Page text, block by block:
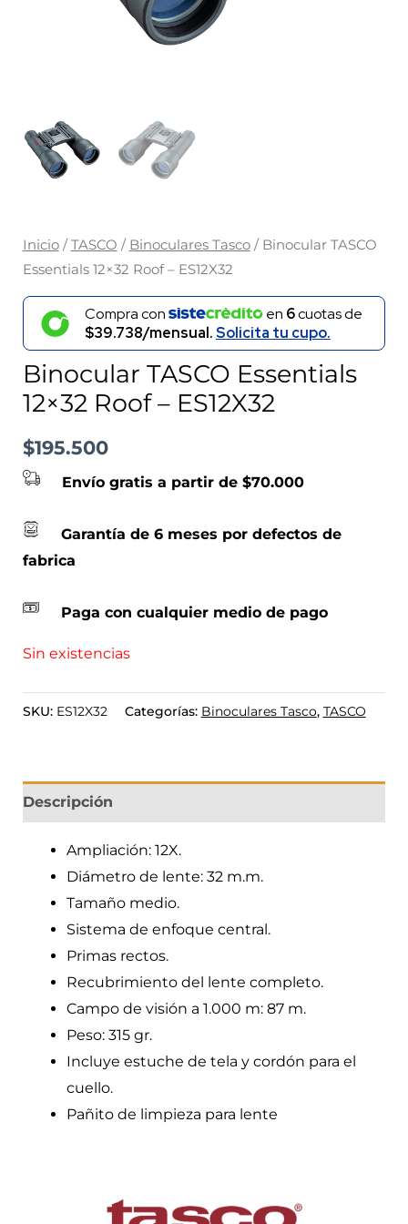
Inicio/ TASCO / Binoculares Tasco/ Binocular TASCO
Essentials 12×32 Roof – ES12X32
Compra con en 6cuotas de
$39.738/mensual.Solicita tu cupo.
Binocular TASCO Essentials
12×32 Roof – ES12X32
$195.500
Envío gratis a partir de $70.000
Garantía de 6 meses por defectos de
fabrica
Paga con cualquier medio de pago
Sin existencias
SKU: ES12X32 Categorías: Binoculares Tasco, TASCO
Descripción
Ampliación: 12X.
Diámetro de lente: 32 m.m.
Tamaño medio.
Sistema de enfoque central.
Primas rectos.
Recubrimiento del lente completo.
Campo de visión a 1.000 m: 87 m.
Peso: 315 gr.
Incluye estuche de tela y cordón para el
cuello.
Pañito de limpieza para lente